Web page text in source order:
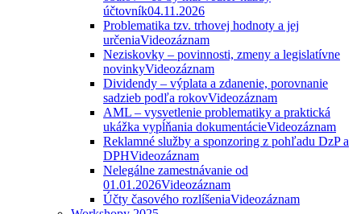
účtovník04.11.2026
Problematika tzv. trhovej hodnoty a jej
určeniaVideozáznam
Neziskovky – povinnosti, zmeny a legislatívne
novinkyVideozáznam
Dividendy – výplata a zdanenie, porovnanie
sadzieb podľa rokovVideozáznam
AML – vysvetlenie problematiky a praktická
ukážka vypĺňania dokumentácieVideozáznam
Reklamné služby a sponzoring z pohľadu DzP a
DPHVideozáznam
Nelegálne zamestnávanie od
01.01.2026Videozáznam
Účty časového rozlíšeniaVideozáznam